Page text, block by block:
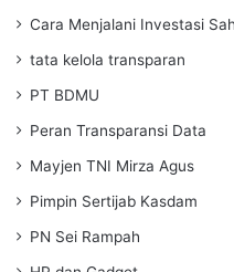
Cara Menjalani Investasi
tata kelola transparan
PT BDMU
Peran Transparansi Data
Mayjen TNI Mirza Agus
Pimpin Sertijab Kasdam
PN Sei Rampah